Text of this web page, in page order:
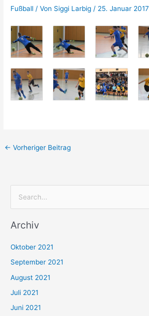
Fußball / Von Siggi Larbig / 25. Januar 2017
← Vorheriger Beitrag
c
n
n
a
c
Archiv
Oktober 2021
September 2021
August 2021
Juli 2021
Juni 2021